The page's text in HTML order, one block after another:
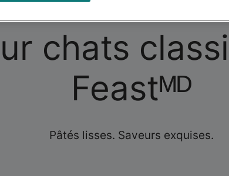
chats
Feastᴹᴰ
Pâtés lisses. Saveurs exquises.